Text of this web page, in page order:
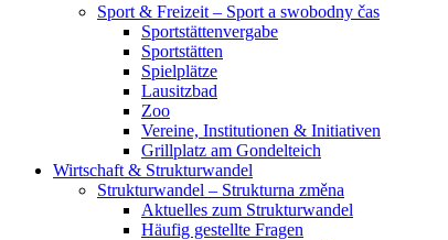
Sport & Freizeit – Sport a swobodny čas
Sportstättenvergabe
Sportstätten
Spielplätze
Lausitzbad
Zoo
Vereine, Institutionen & Initiativen
Grillplatz am Gondelteich
Wirtschaft & Strukturwandel
Strukturwandel – Strukturna změna
Aktuelles zum Strukturwandel
Häufig gestellte Fragen